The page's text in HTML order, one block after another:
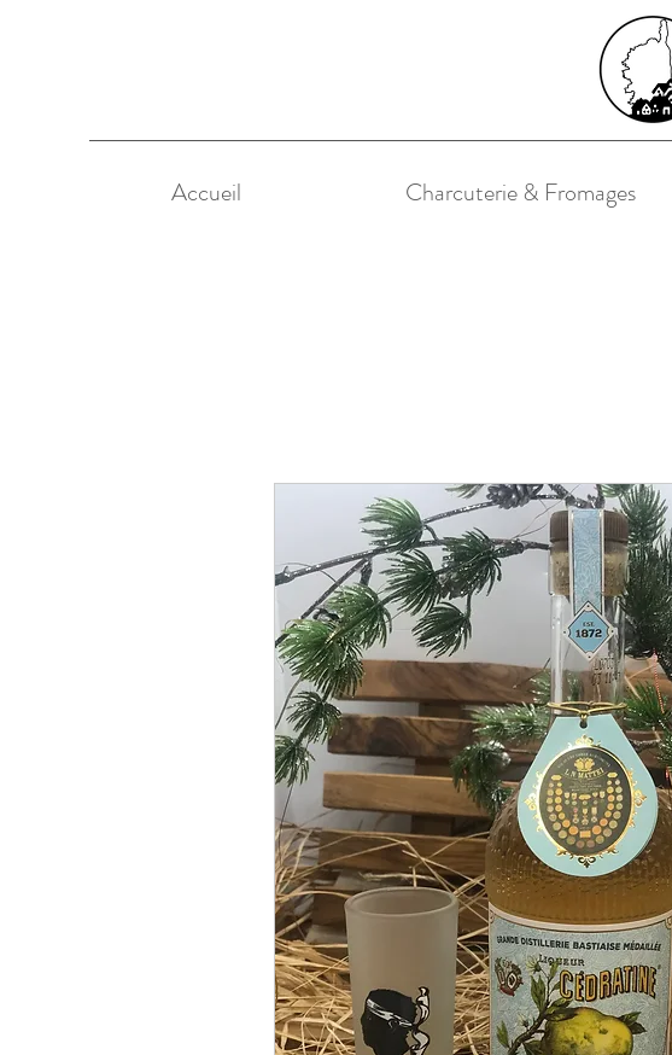
Accueil Charcuterie & Fromages